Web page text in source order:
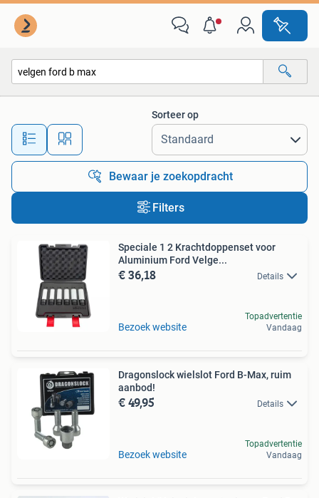
Alle afstanden…
Sorteer op
Bewaar je zoekopdracht
Filters
Speciale 1 2 Krachtdoppenset voor
Aluminium Ford Velge...
€ 36,18 Details
Bezoek website
Topadvertentie
Vandaag
Dragonslock wielslot Ford B-Max, ruim
aanbod!
€ 49,95 Details
Bezoek website
Topadvertentie
Vandaag